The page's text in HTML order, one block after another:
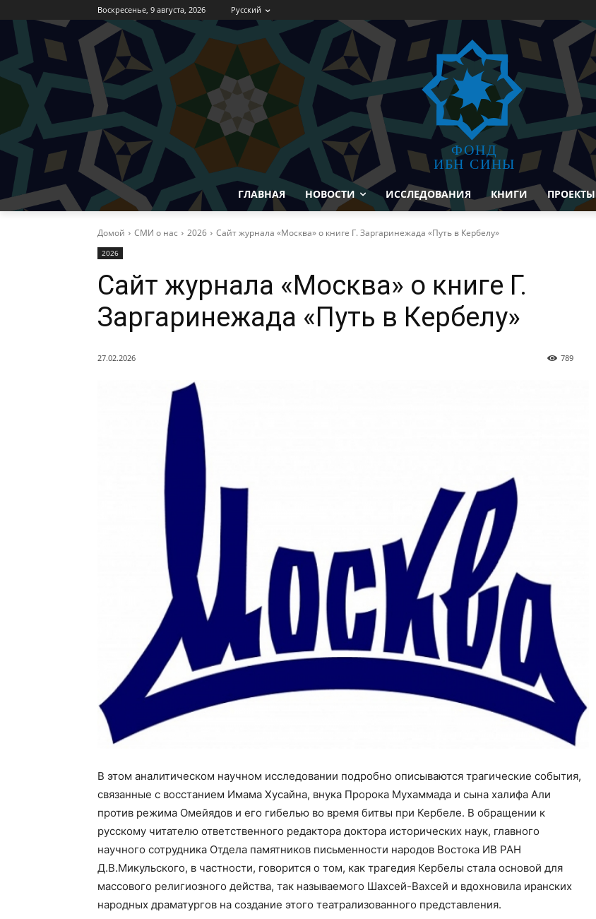
Воскресенье, 9 августа, 2026 Русский
ФОНД
ИБН СИНЫ
ГЛАВНАЯ НОВОСТИ ИССЛЕДОВАНИЯ КНИГИ ПРОЕКТЫ
Домой СМИ о нас 2026 Сайт журнала «Москва» о книге Г. Заргаринежада «Путь в Кербелу»
2026
Сайт журнала «Москва» о книге Г.
Заргаринежада «Путь в Кербелу»
27.02.2026 789
В этом аналитическом научном исследовании подробно описываются трагические события,
связанные с восстанием Имама Хусайна, внука Пророка Мухаммада и сына халифа Али
против режима Омейядов и его гибелью во время битвы при Кербеле. В обращении к
русскому читателю ответственного редактора доктора исторических наук, главного
научного сотрудника Отдела памятников письменности народов Востока ИВ РАН
Д.В.Микульского, в частности, говорится о том, как трагедия Кербелы стала основой для
массового религиозного действа, так называемого Шахсей-Вахсей и вдохновила иранских
народных драматургов на создание этого театрализованного представления.